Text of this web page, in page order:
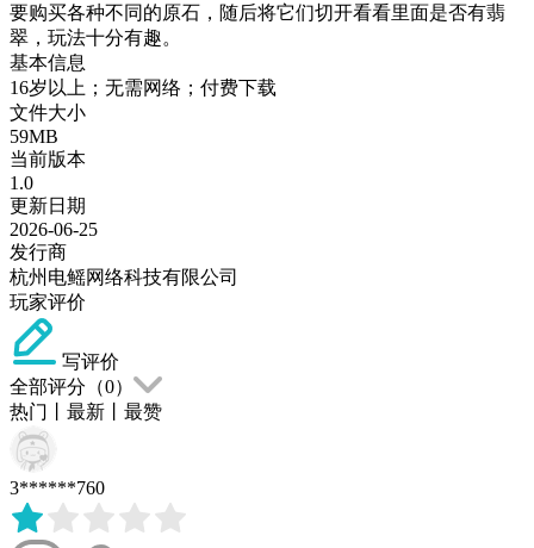
要购买各种不同的原石，随后将它们切开看看里面是否有翡
翠，玩法十分有趣。
基本信息
16岁以上；无需网络；付费下载
文件大小
59MB
当前版本
1.0
更新日期
2026-06-25
发行商
杭州电鳐网络科技有限公司
玩家评价
写评价
全部评分（0）
热门
最新 最赞
3******760